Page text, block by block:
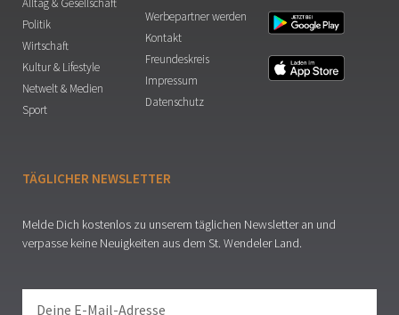
Politik
Wirtschaft
Kultur & Lifestyle
Netwelt & Medien
Sport
Werbepartner werden
Kontakt
Freundeskreis
Impressum
Datenschutz
TÄGLICHER NEWSLETTER
Melde Dich kostenlos zu unserem täglichen Newsletter an und
verpasse keine Neuigkeiten aus dem St. Wendeler Land.